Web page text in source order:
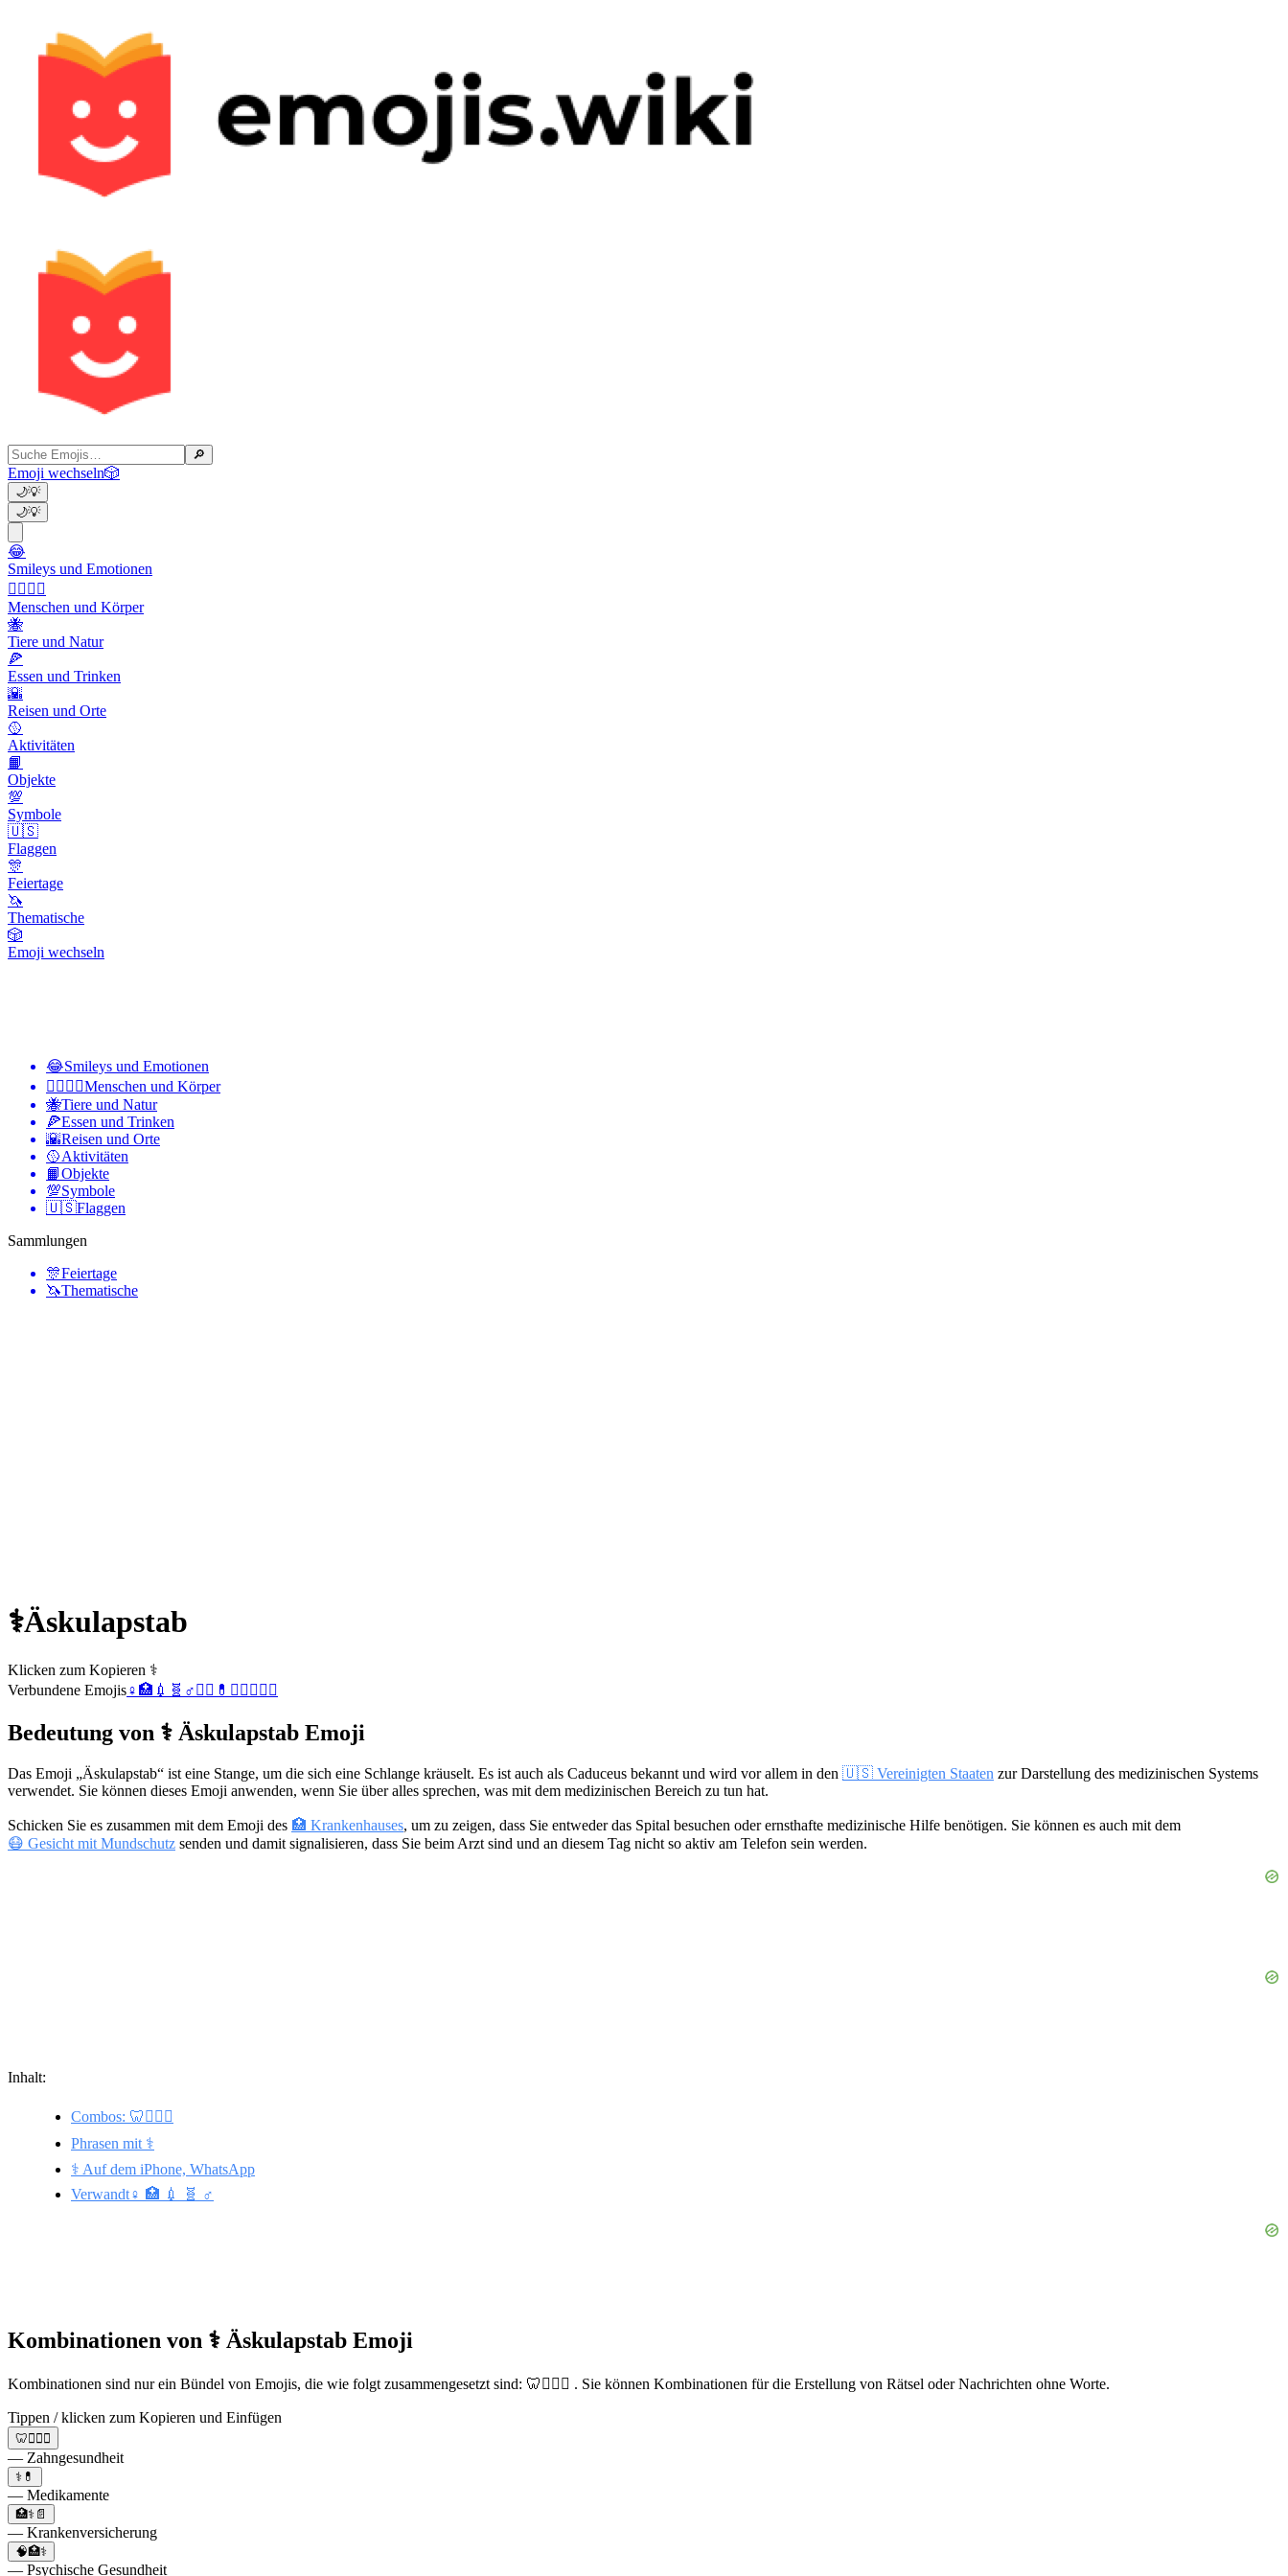
🔎
Emoji wechseln🎲
🌙💡
🌙💡
😂
Smileys und Emotionen
👩‍❤️‍💋‍👨
Menschen und Körper
🐝
Tiere und Natur
🍕
Essen und Trinken
🌇
Reisen und Orte
🥎
Aktivitäten
📙
Objekte
💯
Symbole
🇺🇸
Flaggen
🎊
Feiertage
🦄
Thematische
🎲
Emoji wechseln
😂Smileys und Emotionen
👩‍❤️‍💋‍👨Menschen und Körper
🐝Tiere und Natur
🍕Essen und Trinken
🌇Reisen und Orte
🥎Aktivitäten
📙Objekte
💯Symbole
🇺🇸Flaggen
Sammlungen
🎊Feiertage
🦄Thematische
⚕️Äskulapstab
Klicken zum Kopieren ⚕️
Verbundene Emojis♀️ 🏥 💉 🧬 ♂️ 👨‍⚕️ 💊 👩‍⚕️ 🧑‍⚕️ ☯️
Bedeutung von ⚕️ Äskulapstab Emoji
Das Emoji „Äskulapstab“ ist eine Stange, um die sich eine Schlange kräuselt. Es ist auch als Caduceus bekannt und wird vor allem in den 🇺🇸 Vereinigten Staaten zur Darstellung des medizinischen Systems
verwendet. Sie können dieses Emoji anwenden, wenn Sie über alles sprechen, was mit dem medizinischen Bereich zu tun hat.
Schicken Sie es zusammen mit dem Emoji des 🏥 Krankenhauses, um zu zeigen, dass Sie entweder das Spital besuchen oder ernsthafte medizinische Hilfe benötigen. Sie können es auch mit dem
😷 Gesicht mit Mundschutz senden und damit signalisieren, dass Sie beim Arzt sind und an diesem Tag nicht so aktiv am Telefon sein werden.
Inhalt:
Combos: 🦷👩‍⚕️⚕️
Phrasen mit ⚕️
⚕️ Auf dem iPhone, WhatsApp
Verwandt♀️ 🏥 💉 🧬 ♂️
Kombinationen von ⚕️ Äskulapstab Emoji
Kombinationen sind nur ein Bündel von Emojis, die wie folgt zusammengesetzt sind: 🦷👩‍⚕️⚕️ . Sie können Kombinationen für die Erstellung von Rätsel oder Nachrichten ohne Worte.
Tippen / klicken zum Kopieren und Einfügen
🦷👩‍⚕️⚕️
— Zahngesundheit
⚕️💊
— Medikamente
🏥⚕️📄
— Krankenversicherung
🧠🏥⚕️
— Psychische Gesundheit